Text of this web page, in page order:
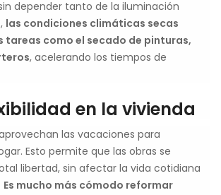
depender tanto de la iluminación
las condiciones climáticas secas
tareas como el secado de pinturas,
, acelerando los tiempos de
en la vivienda
las vacaciones para
Esto permite que las obras se
libertad, sin afectar la vida cotidiana
Es mucho más cómodo reformar